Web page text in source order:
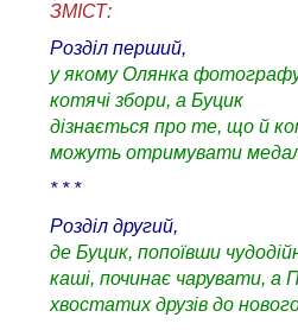
ЗМІСТ:
Розділ перший,
у якому Олянка
котячі збори, а Буцик
дізнається про те, що й
можуть отримувати
* * *
Розділ другий,
де Буцик, попоївши
каші, починає чарувати, а
хвостатих друзів до